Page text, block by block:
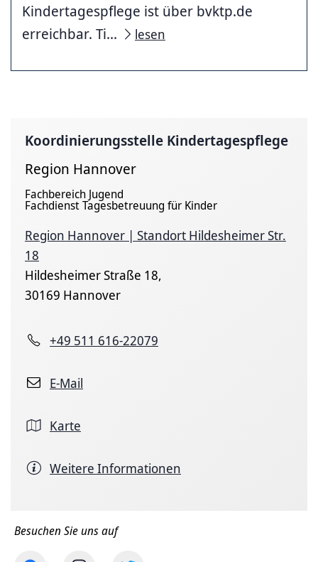
Kindertagespflege ist über bvktp.de
erreichbar. Ti...
lesen
Koordinierungsstelle Kindertagespflege
Region Hannover
Fachbereich Jugend
Fachdienst Tagesbetreuung für Kinder
Region Hannover | Standort Hildesheimer Str.
18
Hildesheimer Straße 18,
30169 Hannover
+49 511 616-22079
E-Mail
Karte
Weitere Informationen
Besuchen Sie uns auf